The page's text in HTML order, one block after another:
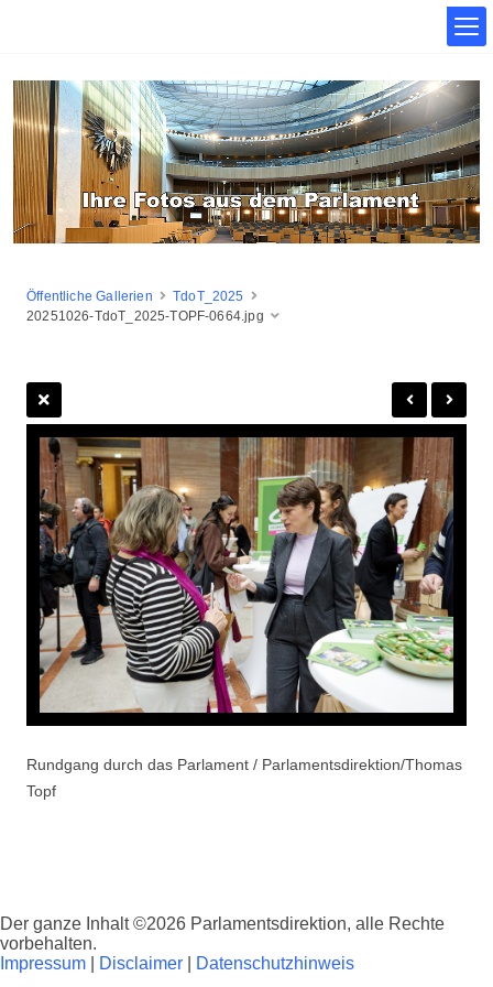
Öffentliche Gallerien
TdoT_2025
20251026-TdoT_2025-TOPF-0664.jpg
Rundgang durch das Parlament / Parlamentsdirektion/Thomas
Topf
Der ganze Inhalt ©2026 Parlamentsdirektion, alle Rechte
vorbehalten.
Impressum
Disclaimer Datenschutzhinweis